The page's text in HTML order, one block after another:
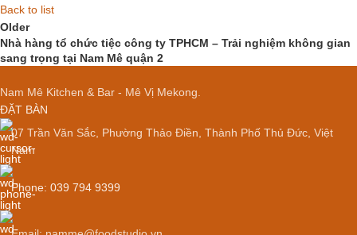
Back to list
Older
Nhà hàng tổ chức tiệc công ty TPHCM – Trải nghiệm không gian
sang trọng tại Nam Mê quận 2
Nam Mê Kitchen & Bar - Mê Vị Mekong.
ĐẶT BÀN
07 Trần Văn Sắc, Phường Thảo Điền, Thành Phố Thủ Đức, Việt
Nam
Phone: 039 794 9399